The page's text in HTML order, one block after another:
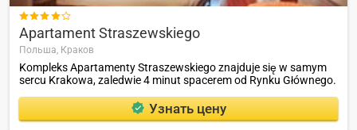

Apartament Straszewskiego
Польша, Краков
Kompleks Apartamenty Straszewskiego znajduje się w samym
sercu Krakowa, zaledwie 4 minut spacerem od Rynku Głównego.
Узнать цену